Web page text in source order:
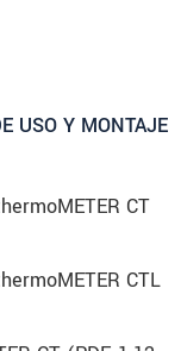
USO Y MONTAJE
CT
CTL